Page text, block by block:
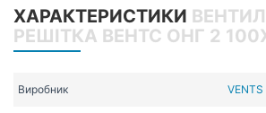
ХАРАКТЕРИСТИКИ
РЕШІТКА ВЕНТС ОНГ 2
Виробник VENTS